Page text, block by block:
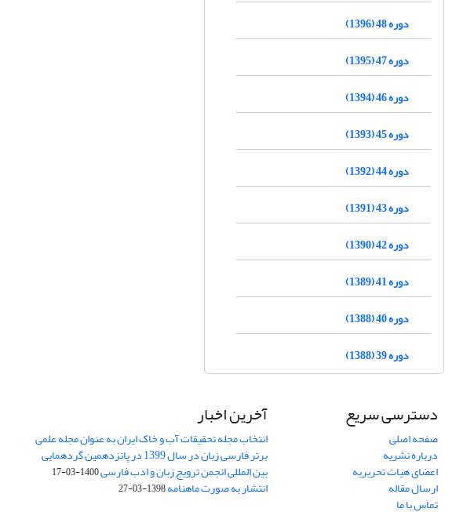
دوره 48 (1396)
دوره 47 (1395)
دوره 46 (1394)
دوره 45 (1393)
دوره 44 (1392)
دوره 43 (1391)
دوره 42 (1390)
دوره 41 (1389)
دوره 40 (1388)
دوره 39 (1388)
دسترسی سریع
صفحه اصلی
درباره نشریه
اعضای هیات تحریریه
ارسال مقاله
تماس با ما
آخرین اخبار
انتخاب مجله تحقیقات آب و خاک ایران به عنوان مجله علمی
برتر فارسی زبان در سال 1399 در پانزدهمین گردهمایی
بین المللی انجمن ترویج زبان و ادب فارسی1400-03-17
انتشار به صورت ماهنامه1398-03-27